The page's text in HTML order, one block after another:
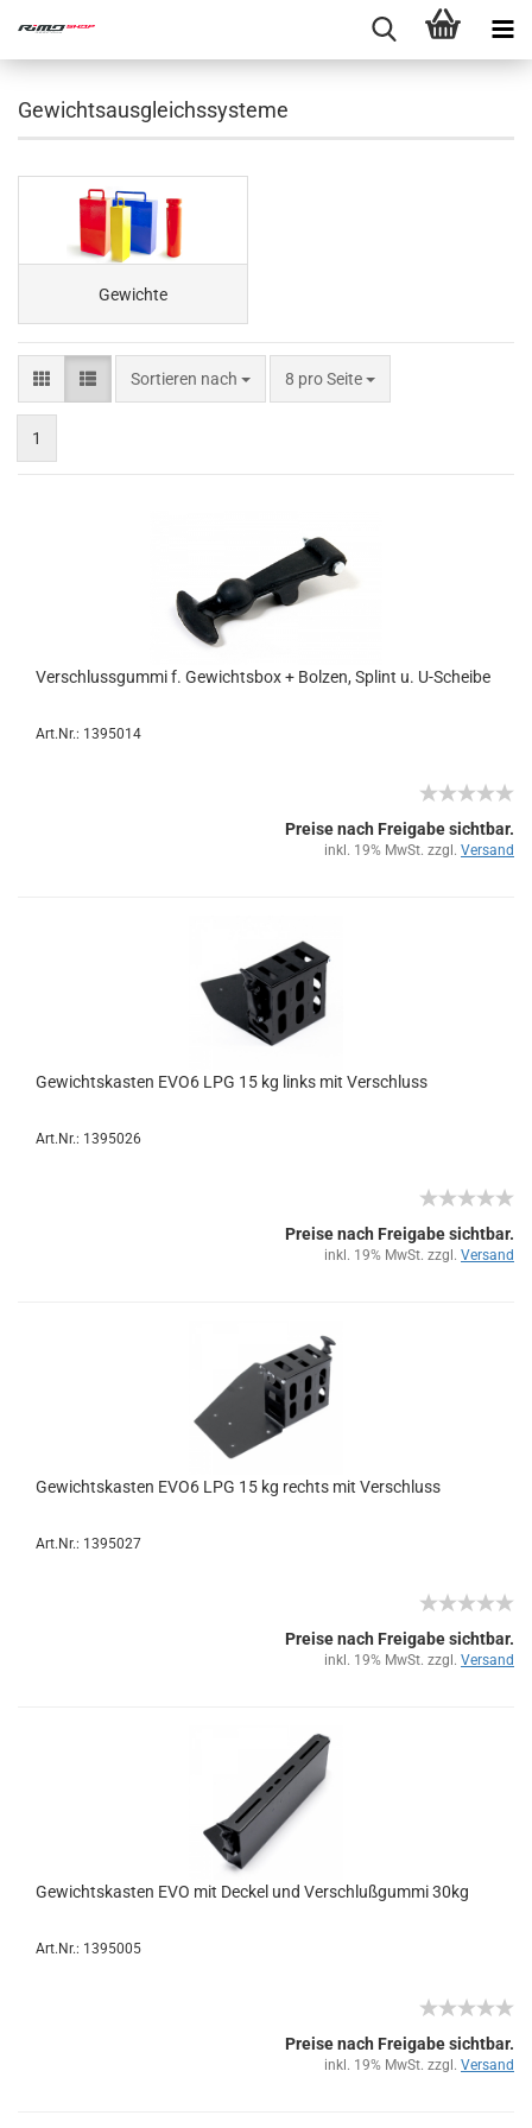
Gewichtsausgleichssysteme
Gewichte
Sortieren nach 8 pro Seite
1
Ver­schluss­gum­mi f. Ge­wichts­box + Bol­zen, Splint u. U-​Schei­be
Art.Nr.: 1395014
Preise nach Freigabe sichtbar.
inkl. 19% MwSt. zzgl. Versand
Ge­wichts­kas­ten EVO6 LPG 15 kg links mit Ver­schluss
Art.Nr.: 1395026
Preise nach Freigabe sichtbar.
inkl. 19% MwSt. zzgl. Versand
Ge­wichts­kas­ten EVO6 LPG 15 kg rechts mit Ver­schluss
Art.Nr.: 1395027
Preise nach Freigabe sichtbar.
inkl. 19% MwSt. zzgl. Versand
Ge­wichts­kas­ten EVO mit De­ckel und Ver­schluß­gum­mi 30kg
Art.Nr.: 1395005
Preise nach Freigabe sichtbar.
inkl. 19% MwSt. zzgl. Versand